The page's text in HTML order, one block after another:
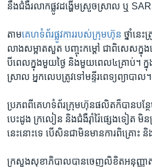
នឹង​ជំងឺ​រលាក​ផ្លូវ​ដង្ហើម​ស្រួច​ស្រាល​ ឬ
តាម​គេហទំព័រ​ផ្លូវការ​របស់​ក្រុមហ៊ុន ថ្នាំ​នេះ​
លាង​សម្អាត​សួត បញ្ចុះ​កម្ដៅ ជា​ពិសេស​ក្នុ
បីពេល​ក្នុង​មួយ​ថ្ងៃ និង​មួយ​ពេល​៤​គ្រាប់។
ស្រាល អ្នក​លេប​ត្រូវ​ទៅ​មន្ទីរពេទ្យ​ព្យាបាល។
ប្រភពពី​គេហទំព័រ​ក្រុមហ៊ុន​ផលិតក៏​បាន​បន្ថែ
បេះដូង ក្រលៀន និង​ជំងឺ​រ៉ាំរ៉ៃ​ផ្សេង​ទៀត មិន​ត្
នេះ​នោះ​ទេ បើសិន​ជា​មិន​មាន​ការ​ពិគ្រោះ និ
ក្រសួង​សុខាភិបាល​បានចេញ​លិខិត​អនុញ្ញា